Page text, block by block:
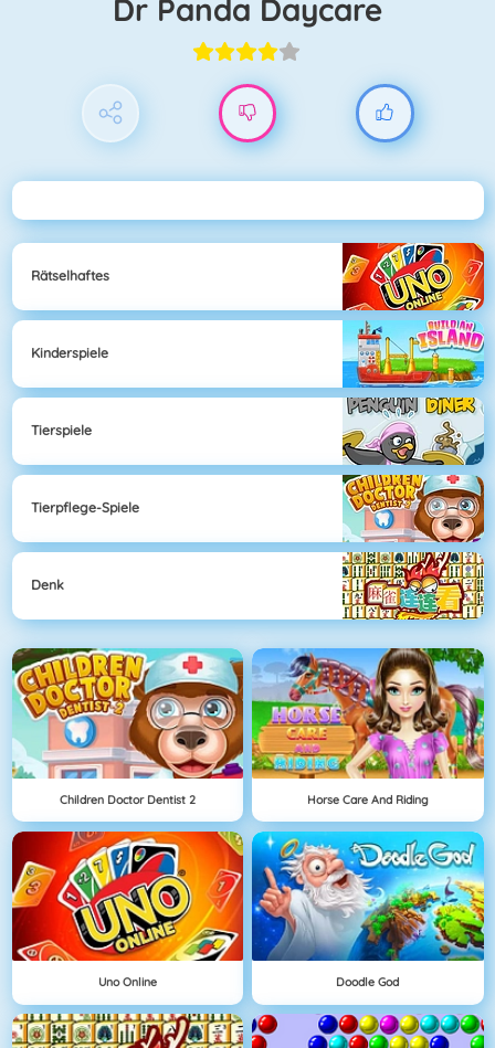
Dr Panda Daycare
Rätselhaftes
Kinderspiele
Tierspiele
Tierpflege-Spiele
Denk
Children Doctor Dentist 2 Horse Care And Riding
Uno Online Doodle God